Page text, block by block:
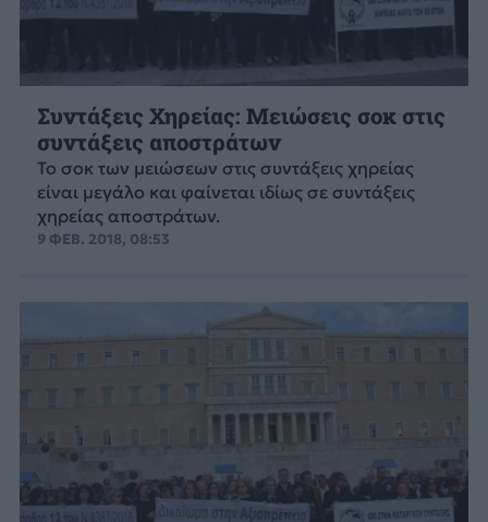
Συντάξεις Χηρείας: Μειώσεις σοκ στις
συντάξεις αποστράτων
Το σοκ των μειώσεων στις συντάξεις χηρείας
είναι μεγάλο και φαίνεται ιδίως σε συντάξεις
χηρείας αποστράτων.
9 ΦΕΒ. 2018, 08:53